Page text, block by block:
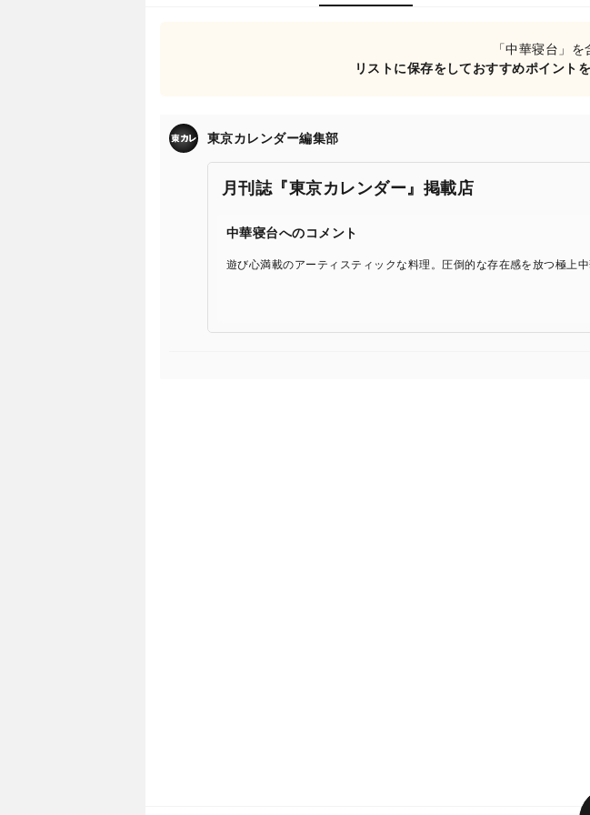
「中華寝台」
リストに保存をしておすすめポイント
東京カレンダー編集部
月刊誌『東京カレンダー』掲載店
中華寝台へのコメント
遊び心満載のアーティスティックな料理。圧倒的な存在感を放つ極上